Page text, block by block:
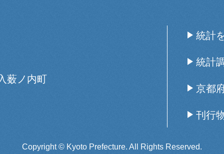
薮ノ内町
統計
統計
京都
刊行
Copyright © Kyoto Prefecture. All Rights Reserved.